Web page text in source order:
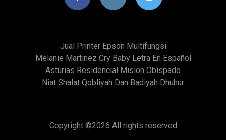
Jual Printer Epson Multifungsi
Melanie Martinez Cry Baby Letra En Español
Asturias Residencial Mision Obispado
Niat Shalat Qobliyah Dan Badiyah Dhuhur
Copyright ©2026 All rights reserved